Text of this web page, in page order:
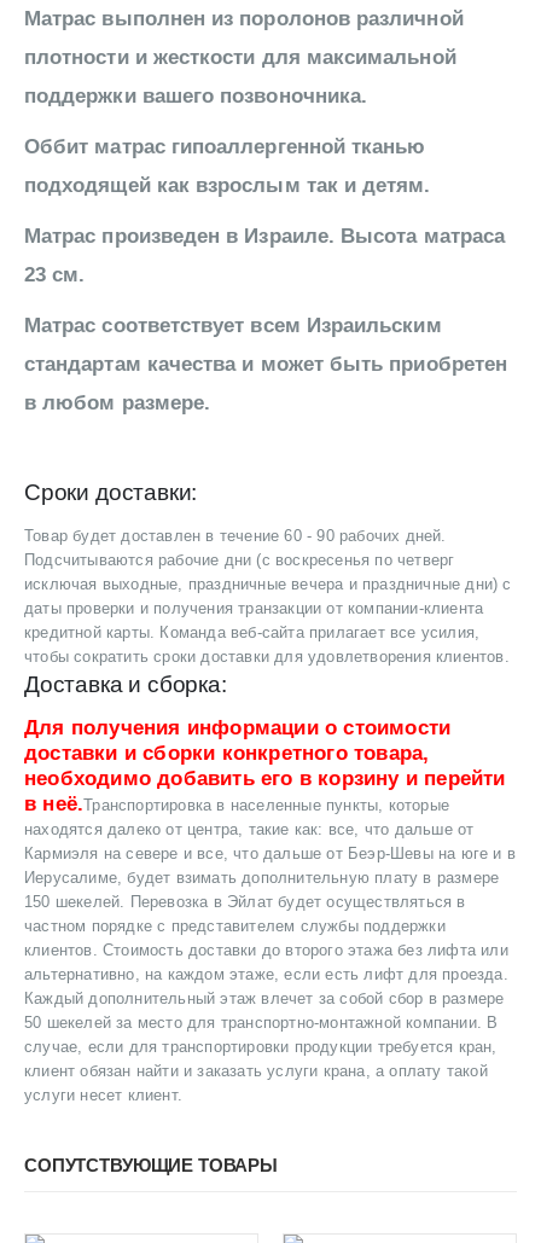
Матрас выполнен из поролонов различной
плотности и жесткости для максимальной
поддержки вашего позвоночника.
Оббит матрас гипоаллергенной тканью
подходящей как взрослым так и детям.
Матрас произведен в Израиле. Высота матраса
23 см.
Матрас соответствует всем Израильским
стандартам качества и может быть приобретен
в любом размере.
Сроки доставки:
Товар будет доставлен в течение 60 - 90 рабочих дней.
Подсчитываются рабочие дни (с воскресенья по четверг
исключая выходные, праздничные вечера и праздничные дни) с
даты проверки и получения транзакции от компании-клиента
кредитной карты. Команда веб-сайта прилагает все усилия,
чтобы сократить сроки доставки для удовлетворения клиентов.
Доставка и сборка:
Для получения информации о стоимости
доставки и сборки конкретного товара,
необходимо добавить его в корзину и перейти
в неё.Транспортировка в населенные пункты, которые
находятся далеко от центра, такие как: все, что дальше от
Кармиэля на севере и все, что дальше от Беэр-Шевы на юге и в
Иерусалиме, будет взимать дополнительную плату в размере
150 шекелей. Перевозка в Эйлат будет осуществляться в
частном порядке с представителем службы поддержки
клиентов. Стоимость доставки до второго этажа без лифта или
альтернативно, на каждом этаже, если есть лифт для проезда.
Каждый дополнительный этаж влечет за собой сбор в размере
50 шекелей за место для транспортно-монтажной компании. В
случае, если для транспортировки продукции требуется кран,
клиент обязан найти и заказать услуги крана, а оплату такой
услуги несет клиент.
СОПУТСТВУЮЩИЕ ТОВАРЫ